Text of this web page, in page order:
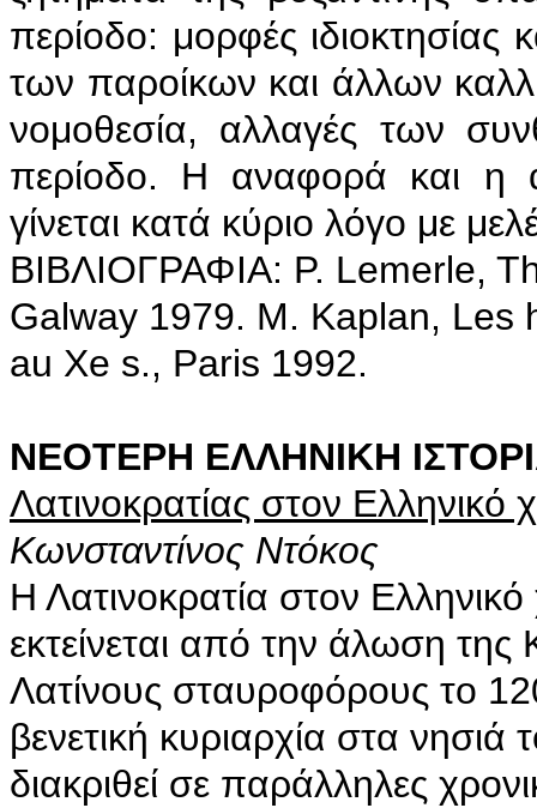
περίοδο: μορφές ιδιοκτησίας
των παροίκων και άλλων
νομοθεσία, αλλαγές των
περίοδο. Η αναφορά και η
γίνεται κατά κύριο λόγο με
ΒΙΒΛΙΟΓΡΑΦΙΑ: P. Lemerle,
Galway 1979. M. Kaplan, Les
au Xe s., Paris 1992.
ΝΕΟΤΕΡΗ ΕΛΛΗΝΙΚΗ
Λατινοκρατίας στον Ελληνικό
Κωνσταντίνος Ντόκος
Η Λατινοκρατία στον
εκτείνεται από την άλωση
Λατίνους σταυροφόρους το
βενετική κυριαρχία στα νησιά
διακριθεί σε παράλληλες